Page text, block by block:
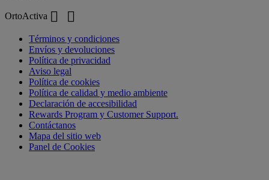
OrtoActiva  
Términos y condiciones
Envíos y devoluciones
Política de privacidad
Aviso legal
Política de cookies
Política de calidad y medio ambiente
Declaración de accesibilidad
Rewards Program y Customer Support.
Contáctanos
Mapa del sitio web
Panel de Cookies